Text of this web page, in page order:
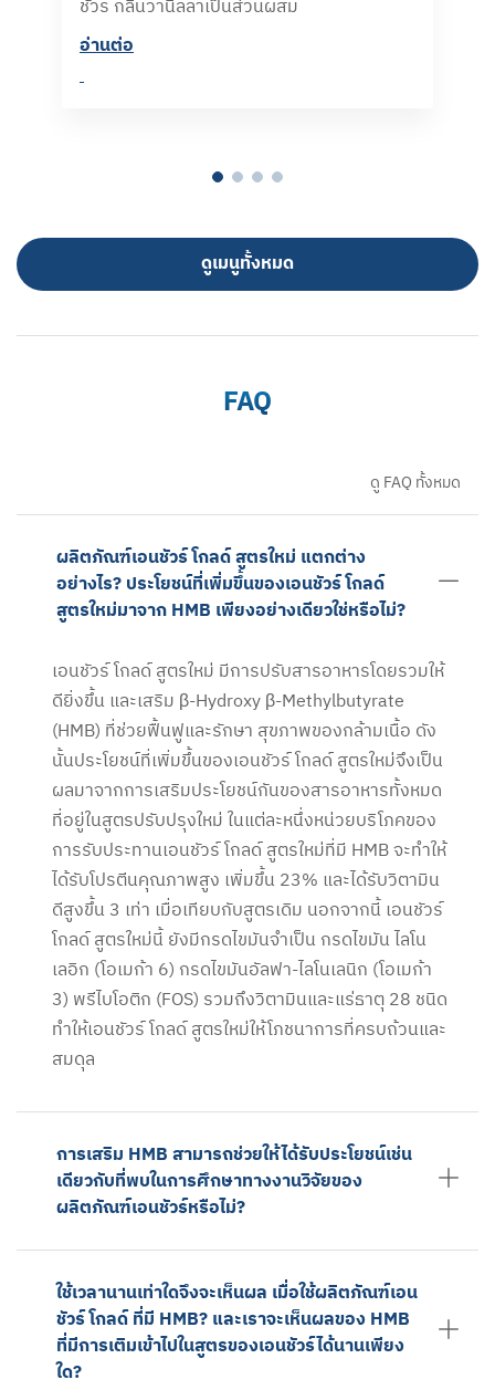
ชัวร์ กลิ่นวานิลลาเป็นส่วนผสม
อ่านต่อ​
ดูเมนูทั้งหมด
FAQ
ดู FAQ ทั้งหมด
ผลิตภัณฑ์เอนชัวร์ โกลด์ สูตรใหม่ แตกต่าง
อย่างไร? ประโยชน์ที่เพิ่มขึ้นของเอนชัวร์ โกลด์
สูตรใหม่มาจาก HMB เพียงอย่างเดียวใช่หรือไม่?
เอนชัวร์ โกลด์ สูตรใหม่ มีการปรับสารอาหารโดยรวมให้
ดียิ่งขึ้น และเสริม β-Hydroxy β-Methylbutyrate
(HMB) ที่ช่วยฟื้นฟูและรักษา สุขภาพของกล้ามเนื้อ ดัง
นั้นประโยชน์ที่เพิ่มขึ้นของเอนชัวร์ โกลด์ สูตรใหม่จึงเป็น
ผลมาจากการเสริมประโยชน์กันของสารอาหารทั้งหมด
ที่อยู่ในสูตรปรับปรุงใหม่ ในแต่ละหนึ่งหน่วยบริโภคของ
การรับประทานเอนชัวร์ โกลด์ สูตรใหม่ที่มี HMB จะทำให้
ได้รับโปรตีนคุณภาพสูง เพิ่มขึ้น 23% และได้รับวิตามิน
ดีสูงขึ้น 3 เท่า เมื่อเทียบกับสูตรเดิม นอกจากนี้ เอนชัวร์
โกลด์ สูตรใหม่นี้ ยังมีกรดไขมันจำเป็น กรดไขมัน ไลโน
เลอิก (โอเมก้า 6) กรดไขมันอัลฟา-ไลโนเลนิก (โอเมก้า
3) พรีไบโอติก (FOS) รวมถึงวิตามินและแร่ธาตุ 28 ชนิด
ทำให้เอนชัวร์ โกลด์ สูตรใหม่ให้โภชนาการที่ครบถ้วนและ
สมดุล
การเสริม HMB สามารถช่วยให้ได้รับประโยชน์เช่น
เดียวกับที่พบในการศึกษาทางงานวิจัยของ
ผลิตภัณฑ์เอนชัวร์หรือไม่?
ใช้เวลานานเท่าใดจึงจะเห็นผล เมื่อใช้ผลิตภัณฑ์เอน
ชัวร์ โกลด์ ที่มี HMB? และเราจะเห็นผลของ HMB
ที่มีการเติมเข้าไปในสูตรของเอนชัวร์ได้นานเพียง
ใด?